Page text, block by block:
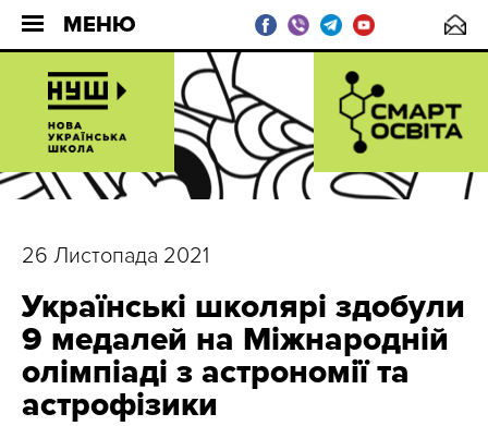
МЕНЮ
26 Листопада 2021
Українські школярі здобули
9 медалей на Міжнародній
олімпіаді з астрономії та
астрофізики